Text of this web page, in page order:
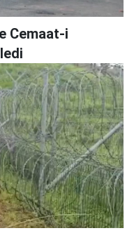
Cemaat-i